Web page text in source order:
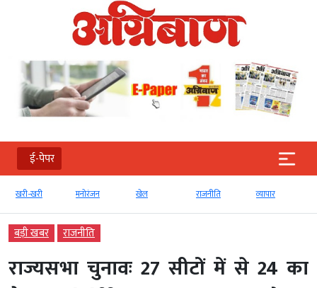
ई-पेपर
मनोरंजन खेल व्‍यापार टेक्‍नोलॉजी
बड़ी खबर राजनीति
राज्यसभा चुनावः 27 सीटों में से 24 का